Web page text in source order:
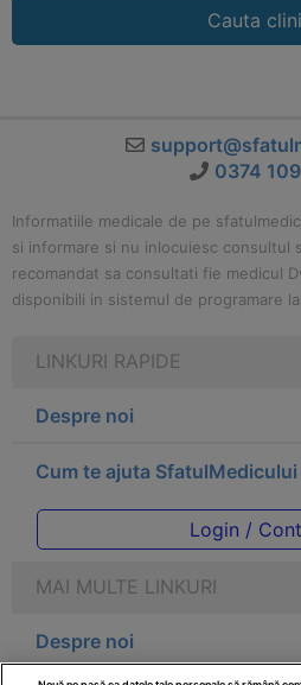
Cauta
0374
Informatiile medicale de pe
si informare si nu inlocuiesc consultul
recomandat sa consultati fie medicul
disponibili in sistemul de programare la
LINKURI RAPIDE
Despre noi
Cum te ajuta SfatulMedicului
Login /
MAI MULTE LINKURI
Despre noi